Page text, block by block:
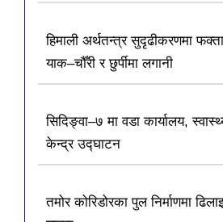
हिमाली अर्थतन्त्र सुदृढीकरणमा
याक–चौँरी र छुर्पीमा लगानी
सिदिङ्वा–७ मा वडा कार्यालय,
केन्द्र उद्घाटन
तमोर कोरिडोरका पुल निर्माणमा